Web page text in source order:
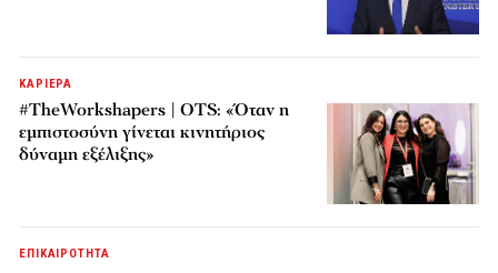
ΚΑΡΙΕΡΑ
#TheWorkshapers | OTS: «Όταν η
εμπιστοσύνη γίνεται κινητήριος
δύναμη εξέλιξης»
ΕΠΙΚΑΙΡΟΤΗΤΑ